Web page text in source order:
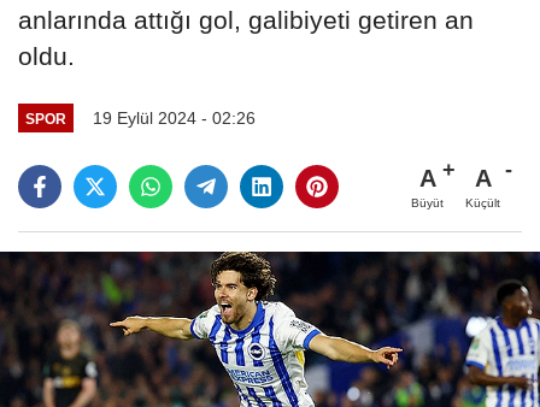
anlarında attığı gol, galibiyeti getiren an
oldu.
SPOR 19 Eylül 2024 - 02:26
A
Büyüt
A
Küçült